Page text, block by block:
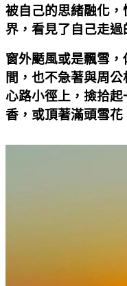
被自己的思緒融化
界，看見了自己走過
窗外颳風或是飄雪
間，也不急著與周
心路小徑上，撿拾
香，或頂著滿頭雪花